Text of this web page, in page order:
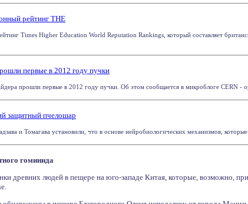
рейтинг THE
Times Higher Education World Reputation Rankings, который составляет
первые в 2012 году пучки
прошли первые в 2012 году пучки. Об этом сообщается в микроблоге CERN -
защитный пчелошар
и Томагава установили, что в основе нейробиологических механизмов,
гоминида
древних людей в пещере на юго-западе Китая, которые, возможно,